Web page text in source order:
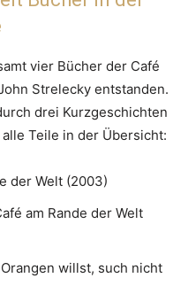
vier Bücher der Café
Strelecky entstanden.
drei Kurzgeschichten
Teile in der Übersicht:
der Welt (2003)
am Rande der Welt
willst, such nicht